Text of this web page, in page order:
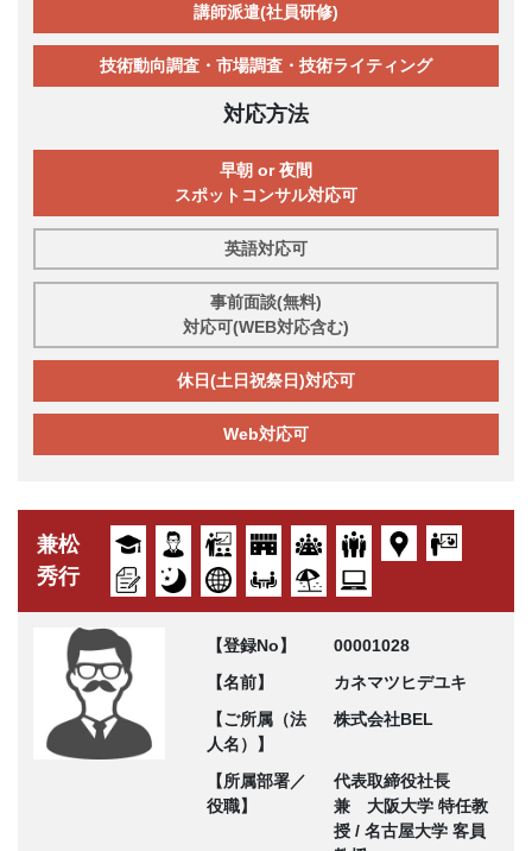
講師派遣(社員研修)
技術動向調査・市場調査・技術ライティング
対応方法
早朝 or 夜間
スポットコンサル対応可
英語対応可
事前面談(無料)
対応可(WEB対応含む)
休日(土日祝祭日)対応可
Web対応可
兼松
秀行
【登録No】
00001028
【名前】
カネマツヒデユキ
【ご所属（法
人名）】
株式会社BEL
【所属部署／
役職】
代表取締役社長
兼 大阪大学 特任教
授 / 名古屋大学 客員